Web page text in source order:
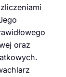
oraz